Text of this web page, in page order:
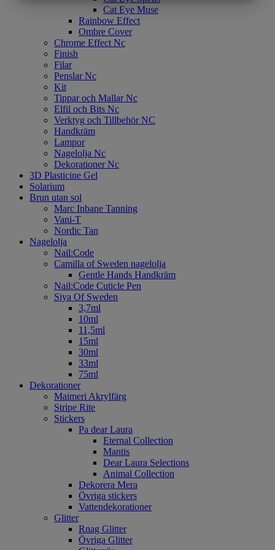
Cat Eye Muse
Rainbow Effect
Ombre Cover
Chrome Effect Nc
Finish
Filar
Penslar Nc
Kit
Tippar och Mallar Nc
Elfil och Bits Nc
Verktyg och Tillbehör NC
Handkräm
Lampor
Nagelolja Nc
Dekorationer Nc
3D Plasticine Gel
Solarium
Brun utan sol
Marc Inbane Tanning
Vani-T
Nordic Tan
Nagelolja
Nail:Code
Camilla of Sweden nagelolja
Gentle Hands Handkräm
Nail:Code Cuticle Pen
Siya Of Sweden
3,7ml
10ml
11,5ml
15ml
30ml
33ml
75ml
Dekorationer
Maimeri Akrylfärg
Stripe Rite
Stickers
Pa dear Laura
Eternal Collection
Mantis
Dear Laura Selections
Animal Collection
Dekorera Mera
Övriga stickers
Vattendekorationer
Glitter
Rnag Glitter
Övriga Glitter
MARKETING